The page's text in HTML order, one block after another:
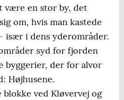
være en stor by, det
om, hvis man kastede
især i dens yderområder.
syd for fjorden
byggerier, der for alvor
Højhusene.
blokke ved Kløvervej og